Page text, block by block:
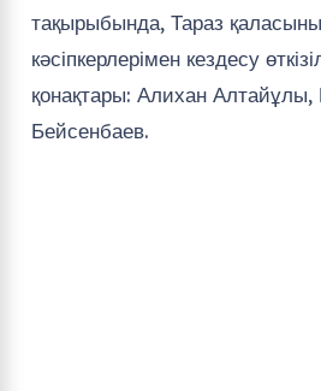
тақырыбында, Тараз
кәсіпкерлерімен кездесу
қонақтары: Алихан Алтайұлы,
Бейсенбаев.